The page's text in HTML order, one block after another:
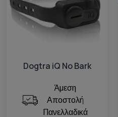
Dogtra iQ No Bark
Άμεση
Αποστολή
Πανελλαδικά